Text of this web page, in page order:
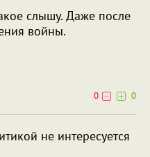
слышу. Даже после
войны.
0
0
не интересуется